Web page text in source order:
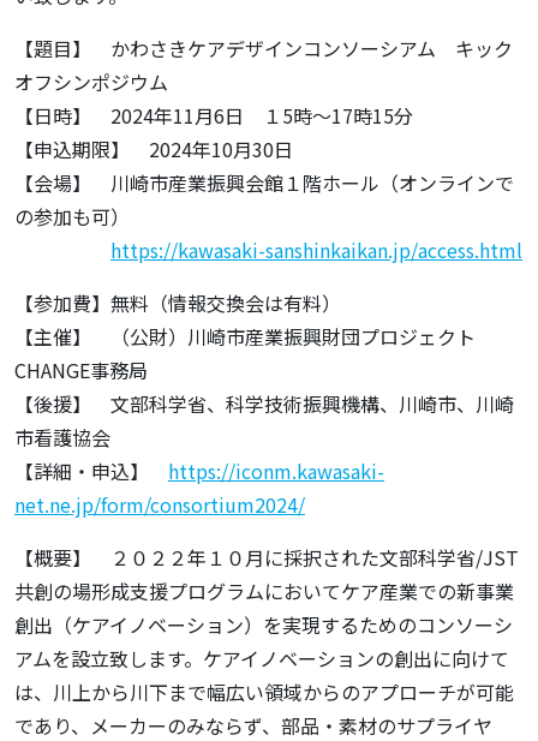
【題目】 かわさきケアデザインコンソーシアム キック
オフシンポジウム
【日時】 2024年11月6日 １5時～17時15分
【申込期限】 2024年10月30日
【会場】 川崎市産業振興会館１階ホール（オンラインで
の参加も可）
https://kawasaki-sanshinkaikan.jp/access.html
【参加費】無料（情報交換会は有料）
【主催】 （公財）川崎市産業振興財団プロジェクト
CHANGE事務局
【後援】 文部科学省、科学技術振興機構、川崎市、川崎
市看護協会
【詳細・申込】 https://iconm.kawasaki-
net.ne.jp/form/consortium2024/
【概要】 ２０２２年１０月に採択された文部科学省/JST
共創の場形成支援プログラムにおいてケア産業での新事業
創出（ケアイノベーション）を実現するためのコンソーシ
アムを設立致します。ケアイノベーションの創出に向けて
は、川上から川下まで幅広い領域からのアプローチが可能
であり、メーカーのみならず、部品・素材のサプライヤ